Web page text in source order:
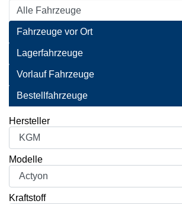
Alle Fahrzeuge
Fahrzeuge vor Ort
Lagerfahrzeuge
Vorlauf Fahrzeuge
Bestellfahrzeuge
Hersteller
Modelle
Kraftstoff